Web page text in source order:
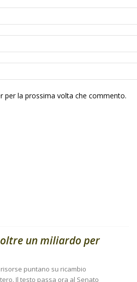
per la prossima volta che commento.
un miliardo per
puntano su ricambio
Il testo passa ora al Senato